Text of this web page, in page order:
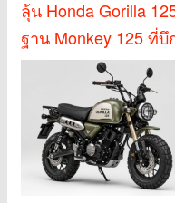
ลุ้น Honda Gorilla
ฐาน Monkey 125 ที่